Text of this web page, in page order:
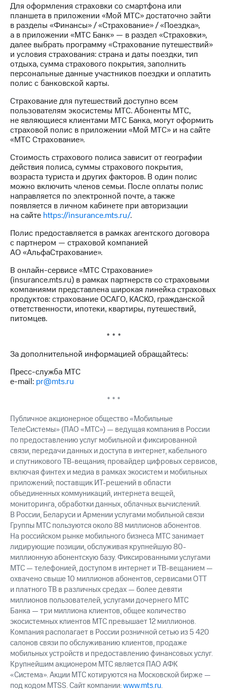
акционеров
Личный
кабинет
акционера
Акционерный
капитал
Контроль
и
аудит
Рынок
акций
Описание
Программа
приобретения
Порядок
выкупа
акций
Дивиденды
Рынок
облигаций
Описание
Еврооблигации-2023
Уведомление
о
именных
облигаций
Другое
Регистратор
Реквизиты
этика
На главную
Для оформления страховки со смартфона или
планшета в приложении «Мой МТС» достаточно зайти
в разделы «Финансы» / «Страхование» / «Поездка»,
а в приложении «МТС Банк» — в раздел «Страховки»,
далее выбрать программу «Страхование путешествий»
и условия страхования: страна и даты поездки, тип
отдыха, сумма страхового покрытия, заполнить
персональные данные участников поездки и оплатить
полис с банковской карты.
Страхование для путешествий доступно всем
пользователям экосистемы МТС. Абоненты МТС,
не являющиеся клиентами МТС Банка, могут оформить
страховой полис в приложении «Мой МТС» и на сайте
«МТС Страхование».
Стоимость страхового полиса зависит от географии
действия полиса, суммы страхового покрытия,
возраста туриста и других факторов. В один полис
можно включить членов семьи. После оплаты полис
направляется по электронной почте, а также
появляется в личном кабинете при авторизации
на сайте https://insurance.mts.ru/.
Полис предоставляется в рамках агентского договора
с партнером — страховой компанией
AO «АльфаСтрахование».
В онлайн-сервисе «МТС Страхование»
(insurance.mts.ru) в рамках партнерств со страховыми
компаниями представлена широкая линейка страховых
продуктов: страхование ОСАГО, КАСКО, гражданской
ответственности, ипотеки, квартиры, путешествий,
питомцев.
* * *
За дополнительной информацией обращайтесь:
Пресс-служба МТС
e-mail: pr@mts.ru
* * *
Публичное акционерное общество «Мобильные
ТелеСистемы» (ПАО «МТС») — ведущая компания в России
по предоставлению услуг мобильной и фиксированной
связи, передачи данных и доступа в интернет, кабельного
и спутникового ТВ-вещания; провайдер цифровых сервисов,
включая финтех и медиа в рамках экосистем и мобильных
приложений; поставщик ИТ-решений в области
объединенных коммуникаций, интернета вещей,
мониторинга, обработки данных, облачных вычислений.
В России, Беларуси и Армении услугами мобильной связи
Группы МТС пользуются около 88 миллионов абонентов.
На российском рынке мобильного бизнеса МТС занимает
лидирующие позиции, обслуживая крупнейшую 80-
миллионную абонентскую базу. Фиксированными услугами
МТС — телефонией, доступом в интернет и ТВ-вещанием —
охвачено свыше 10 миллионов абонентов, сервисами OTT
и платного ТВ в различных средах — более девяти
миллионов пользователей, услугами дочернего МТС
Банка — три миллиона клиентов, общее количество
экосистемных клиентов МТС превышает 12 миллионов.
Компания располагает в России розничной сетью из 5 420
салонов связи по обслуживанию клиентов, продаже
мобильных устройств и предоставлению финансовых услуг.
Крупнейшим акционером МТС является ПАО АФК
«Система». Акции МТС котируются на Московской бирже —
под кодом MTSS. Сайт компании:www.mts.ru.